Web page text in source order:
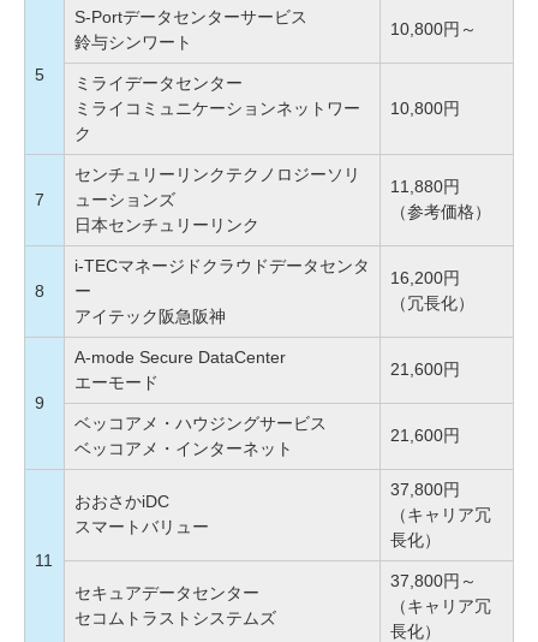
5
S-Portデータセンターサービス
鈴与シンワート
10,800円～
ミライデータセンター
ミライコミュニケーションネットワー
ク
10,800円
7
センチュリーリンクテクノロジーソリ
ューションズ
日本センチュリーリンク
11,880円
（参考価格）
8
i-TECマネージドクラウドデータセンタ
ー
アイテック阪急阪神
16,200円
（冗長化）
9
A-mode Secure DataCenter
エーモード
21,600円
ベッコアメ・ハウジングサービス
ベッコアメ・インターネット
21,600円
11
おおさかiDC
スマートバリュー
37,800円
（キャリア冗
長化）
セキュアデータセンター
セコムトラストシステムズ
37,800円～
（キャリア冗
長化）